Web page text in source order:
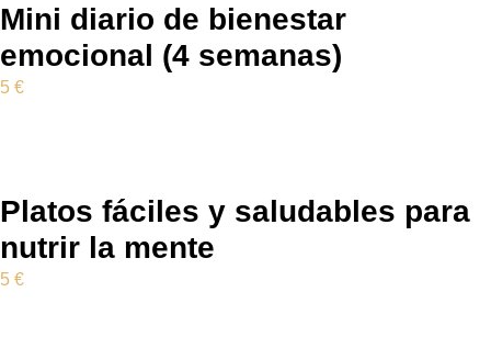
Mini diario de bienestar
emocional (4 semanas)
5 €
Platos fáciles y saludables para
nutrir la mente
5 €